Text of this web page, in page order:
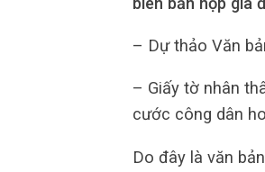
– Dự thảo Văn
– Giấy tờ nhân
cước công dân
Do đây là văn